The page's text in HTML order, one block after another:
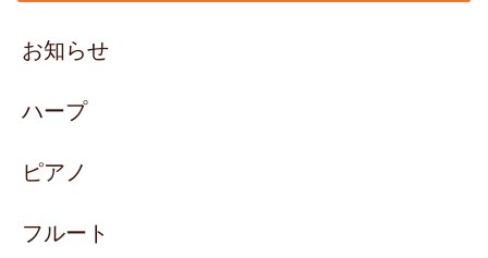
お知らせ
ハープ
ピアノ
フルート